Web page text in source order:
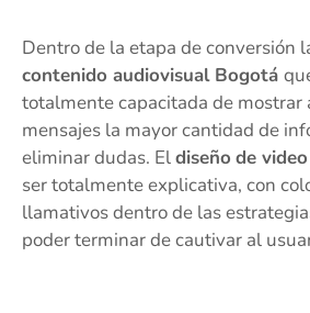
Dentro de la etapa de conversión
contenido audiovisual Bogotá
totalmente capacitada de mostrar
mensajes la mayor cantidad de
eliminar dudas. Eldiseño de video
ser totalmente explicativa, con
llamativos dentro de las
poder terminar de cautivar al